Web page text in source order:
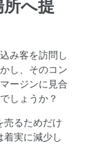
へ提
み客を訪問し
し、そのコン
ージンに見合
しょうか？
売るためだけ
実に減少し